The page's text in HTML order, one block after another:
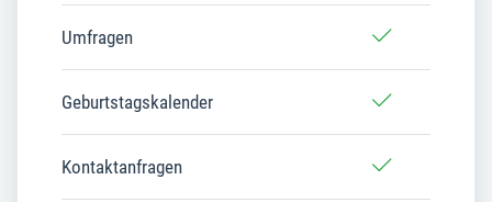
Umfragen
Geburtstagskalender
Kontaktanfragen